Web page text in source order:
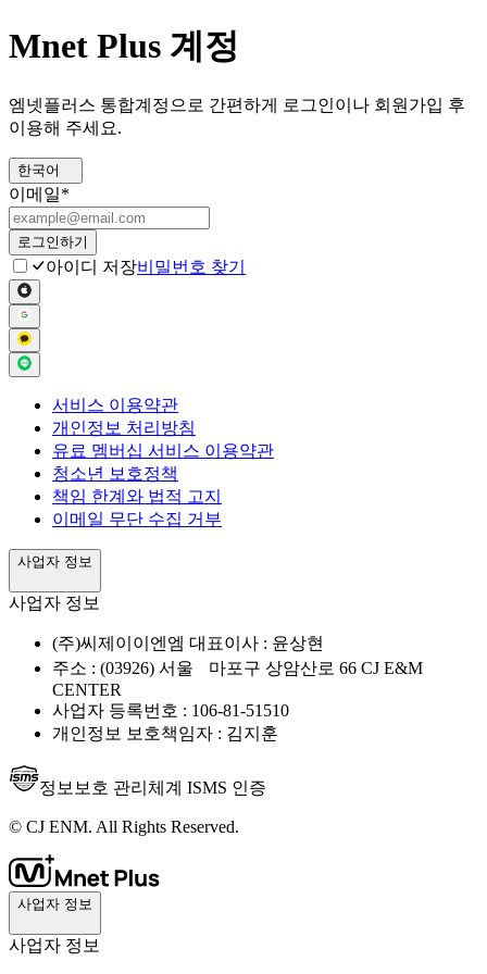
Mnet Plus 계정
엠넷플러스 통합계정으로 간편하게 로그인이나 회원가입 후
이용해 주세요.
한국어
이메일*
로그인하기
아이디 저장비밀번호 찾기
서비스 이용약관
개인정보 처리방침
유료 멤버십 서비스 이용약관
청소년 보호정책
책임 한계와 법적 고지
이메일 무단 수집 거부
사업자 정보
사업자 정보
(주)씨제이이엔엠 대표이사 : 윤상현
주소 : (03926) 서울 마포구 상암산로 66 CJ E&M
CENTER
사업자 등록번호 : 106-81-51510
개인정보 보호책임자 : 김지훈
정보보호 관리체계 ISMS 인증
© CJ ENM. All Rights Reserved.
사업자 정보
사업자 정보